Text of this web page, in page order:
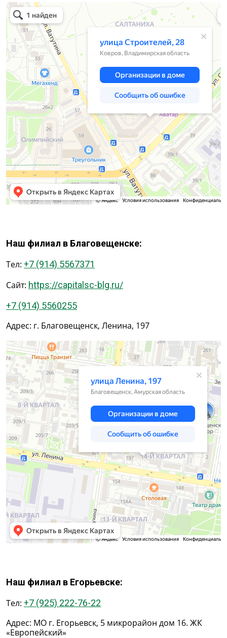
Ковров
Улица Строителей, 28 — Яндекс.Карты
Наш филиал в Благовещенске:
Тел: +7 (914) 5567371
Сайт: https://capitalsc-blg.ru/
+7 (914) 5560255
Адрес: г. Благовещенск, Ленина, 197
Благовещенск
Улица Ленина, 197 — Яндекс.Карты
Наш филиал в Егорьевске:
Тел: +7 (925) 222-76-22
Адрес: МО г. Егорьевск, 5 микрорайон дом 16. ЖК
«Европейский»